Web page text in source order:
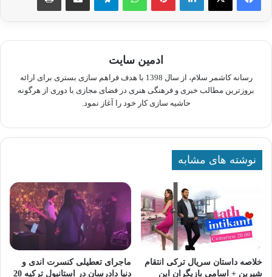
ادمین سایت
رسانه کاشمر سلام، از سال 1398 با هدف فراهم سازی بستری برای ارائه
بروزترین مطالب خبری و فرهنگی هنری در فضای مجازی با دوری از هرگونه
حاشیه سازی کار خود را آغاز نمود.
نوشته های مشابه
خلاصه داستان سریال ترکی انتقام
شیرین + اسامی بازیگران این
ماجرای تعطیلی کنسرت اندی و
دنیا دادرسان در استانبول ترکیه 20